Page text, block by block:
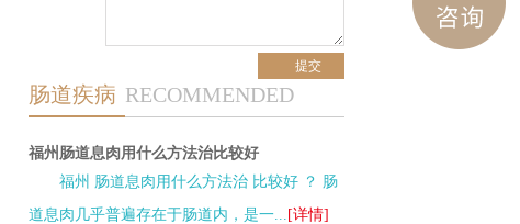
肠道疾病 RECOMMENDED
福州肠道息肉用什么方法治比较好
福州 肠道息肉用什么方法治 比较好 ？ 肠
道息肉几乎普遍存在于肠道内，是一... [详情]